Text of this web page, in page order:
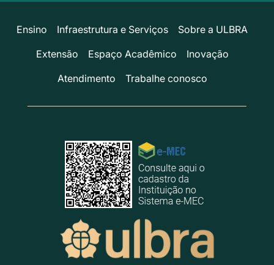
Ensino Infraestrutura e Serviços
Sobre a ULBRA
Extensão
Espaço Acadêmico
Inovação
Atendimento
Trabalhe conosco